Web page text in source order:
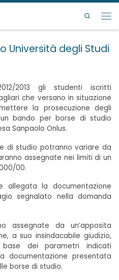
Search
Università degli Studi
2013 gli studenti iscritti
che versano in situazione
la prosecuzione degli
bando per borse di studio
Sanpaolo Onlus.
di studio potranno variare da
assegnate nei limiti di un
00.
allegata la documentazione
segnalato nella domanda
assegnate da un’apposita
a suo insindacabile giudizio,
dei parametri indicati
documentazione presentata
borse di studio.